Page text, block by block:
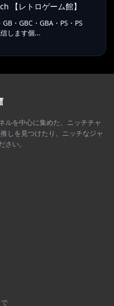
【レトロゲーム館】
・GBC・GBA・PS・PS
します個...
ルを中心に集めた、ニッチチャ
しを見つけたり、ニッチなジャ
さい。